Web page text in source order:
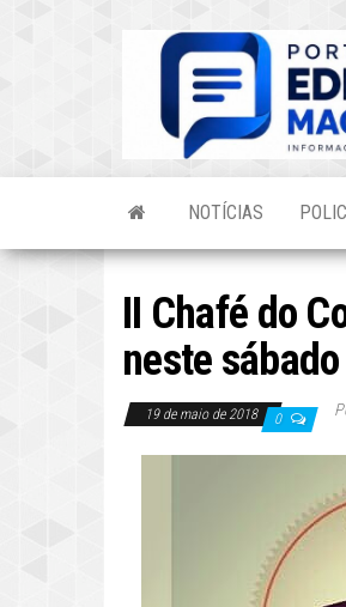
NOTÍCIAS
II Chafé do
neste
19 de maio de 2018 0